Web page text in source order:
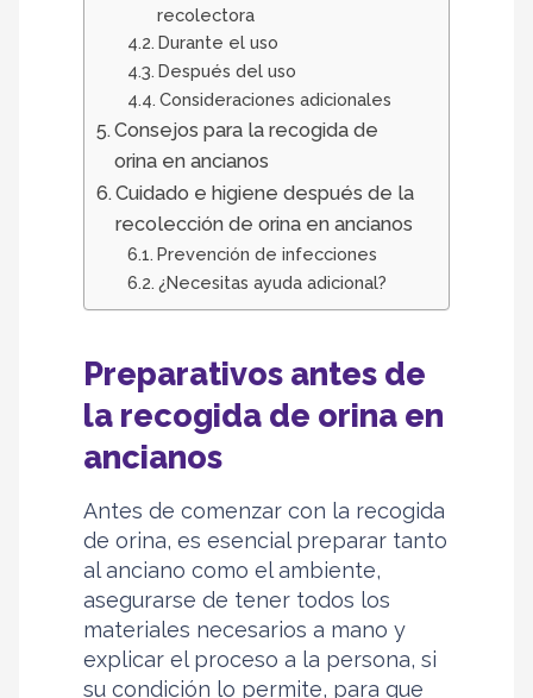
recolectora
Durante el uso
Después del uso
Consideraciones adicionales
Consejos para la recogida de
orina en ancianos
Cuidado e higiene después de la
recolección de orina en ancianos
Prevención de infecciones
¿Necesitas ayuda adicional?
Preparativos antes de
la recogida de orina en
ancianos
Antes de comenzar con la recogida
de orina, es esencial preparar tanto
al anciano como el ambiente,
asegurarse de tener todos los
materiales necesarios a mano y
explicar el proceso a la persona, si
su condición lo permite, para que